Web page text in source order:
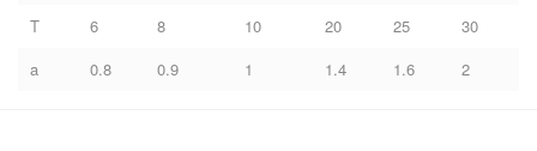
T
6 8 10 20 25
30
a
0.8 0.9 1 1.4 1.6 2